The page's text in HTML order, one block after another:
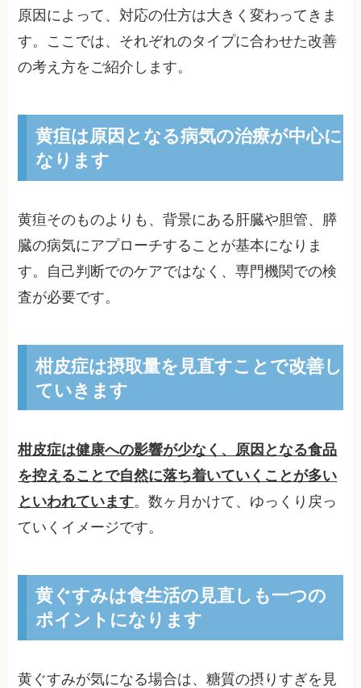
原因によって、対応の仕方は大きく変わってきま
す。ここでは、それぞれのタイプに合わせた改善
の考え方をご紹介します。
黄疸は原因となる病気の治療が中心に
なります
黄疸そのものよりも、背景にある肝臓や胆管、膵
臓の病気にアプローチすることが基本になりま
す。自己判断でのケアではなく、専門機関での検
査が必要です。
柑皮症は摂取量を見直すことで改善し
ていきます
柑皮症は健康への影響が少なく、原因となる食品
を控えることで自然に落ち着いていくことが多い
といわれています。数ヶ月かけて、ゆっくり戻っ
ていくイメージです。
黄ぐすみは食生活の見直しも一つの
ポイントになります
黄ぐすみが気になる場合は、糖質の摂りすぎを見